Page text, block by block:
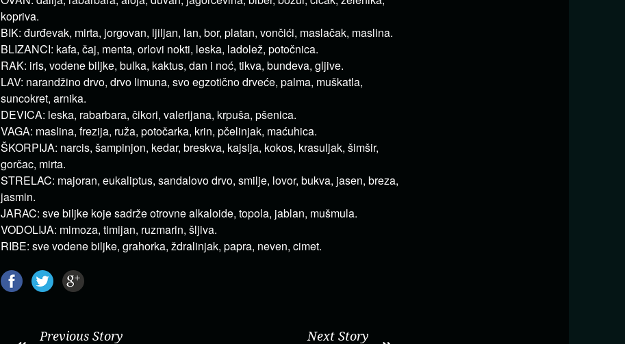
kopriva.
BIK: đurđevak, mirta, jorgovan, ljiljan, lan, bor, platan, vončići, maslačak, maslina.
BLIZANCI: kafa, čaj, menta, orlovi nokti, leska, ladolež, potočnica.
RAK: iris, vodene biljke, bulka, kaktus, dan i noć, tikva, bundeva, gljive.
LAV: narandžino drvo, drvo limuna, svo egzotično drveće, palma, muškatla,
suncokret, arnika.
DEVICA: leska, rabarbara, čikori, valerijana, krpuša, pšenica.
VAGA: maslina, frezija, ruža, potočarka, krin, pčelinjak, maćuhica.
ŠKORPIJA: narcis, šampinjon, kedar, breskva, kajsija, kokos, krasuljak, šimšir,
gorčac, mirta.
STRELAC: majoran, eukaliptus, sandalovo drvo, smilje, lovor, bukva, jasen, breza,
jasmin.
JARAC: sve biljke koje sadrže otrovne alkaloide, topola, jablan, mušmula.
VODOLIJA: mimoza, timijan, ruzmarin, šljiva.
RIBE: sve vodene biljke, grahorka, ždralinjak, papra, neven, cimet.
Previous Story Next Story